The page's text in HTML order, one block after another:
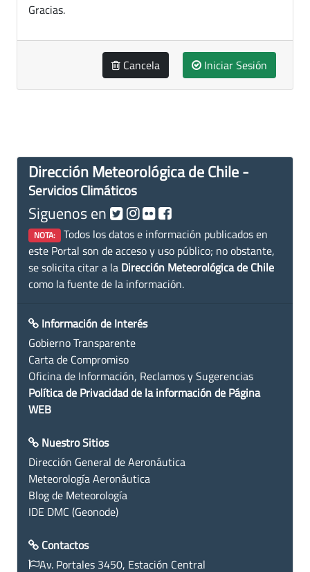
Gracias.
Cancela Iniciar Sesión
Dirección Meteorológica de Chile -
Servicios Climáticos
Siguenos en
NOTA: Todos los datos e información publicados en
este Portal son de acceso y uso público; no obstante,
se solicita citar a la Dirección Meteorológica de Chile
como la fuente de la información.
Información de Interés
Gobierno Transparente
Carta de Compromiso
Oficina de Información, Reclamos y Sugerencias
Política de Privacidad de la información de Página
WEB
Nuestro Sitios
Dirección General de Aeronáutica
Meteorología Aeronáutica
Blog de Meteorología
IDE DMC (Geonode)
Contactos
Av. Portales 3450, Estación Central